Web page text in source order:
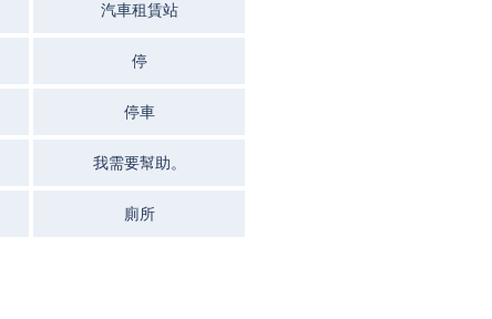
汽車租賃站
停
停車
我需要幫助。
廁所